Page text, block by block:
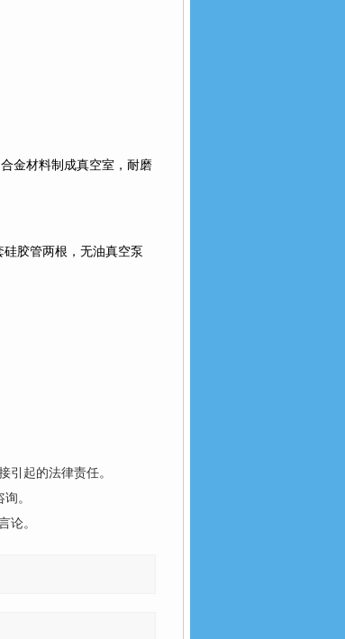
金材料制成真空室，耐磨
硅胶管两根，无油真空泵
引起的法律责任。
。
论。